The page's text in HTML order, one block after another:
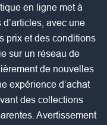
en ligne met à
avec une
prix et des conditions
sur un réseau de
de nouvelles
expérience d’achat
des collections
Avertissement